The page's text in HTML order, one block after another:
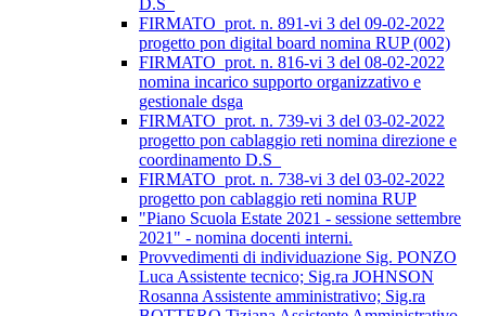
D.S_
FIRMATO_prot. n. 891-vi 3 del 09-02-2022
progetto pon digital board nomina RUP (002)
FIRMATO_prot. n. 816-vi 3 del 08-02-2022
nomina incarico supporto organizzativo e
gestionale dsga
FIRMATO_prot. n. 739-vi 3 del 03-02-2022
progetto pon cablaggio reti nomina direzione e
coordinamento D.S_
FIRMATO_prot. n. 738-vi 3 del 03-02-2022
progetto pon cablaggio reti nomina RUP
"Piano Scuola Estate 2021 - sessione settembre
2021" - nomina docenti interni.
Provvedimenti di individuazione Sig. PONZO
Luca Assistente tecnico; Sig.ra JOHNSON
Rosanna Assistente amministrativo; Sig.ra